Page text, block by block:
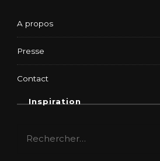
A propos
Presse
Contact
Inspiration